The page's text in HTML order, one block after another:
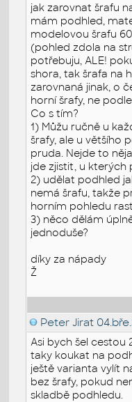
jak zarovnat šrafu
mám podhled,
modelovou šrafu
(pohled zdola na
potřebuju, ALE!
shora, tak šrafa na
zarovnaná jinak, o
horní šrafy, ne
Co s tím?
1) Můžu ručně u
šrafy, ale u většího
pruda. Nejde to
jde zjistit, u kterých
2) udělat podhled
nemá šrafu, takže
horním pohledu
3) něco dělám
jednoduše?
díky za nápady
Ž
Peter Jirat
Asi bych šel cestou
taky koukat na
ještě varianta vylít
bez šrafy, pokud
skladbě podhledu.